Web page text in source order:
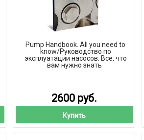
Pump Handbook. All you need to
know/Руководство по
эксплуатации насосов. Все, что
вам нужно знать
2600 руб.
Купить